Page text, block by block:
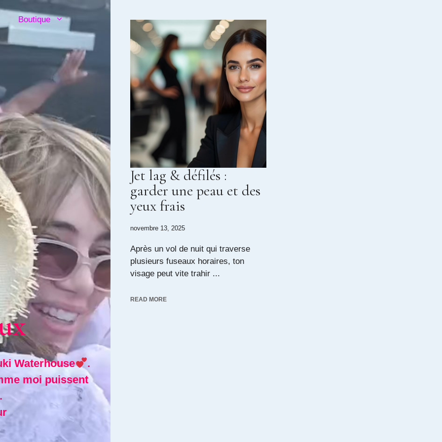
Boutique
Waterhouse
.
moi puissent
Jet lag & défilés :
garder une peau et des
yeux frais
novembre 13, 2025
Après un vol de nuit qui traverse
plusieurs fuseaux horaires, ton
visage peut vite trahir ...
READ MORE